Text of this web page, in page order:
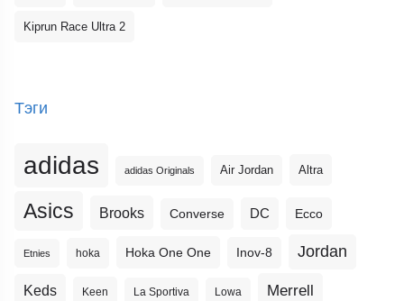
Kiprun Race Ultra 2
Тэги
adidas adidas Originals Air Jordan Altra
Asics Brooks Converse DC Ecco
Etnies hoka Hoka One One Inov-8 Jordan
Keds Keen La Sportiva Lowa Merrell